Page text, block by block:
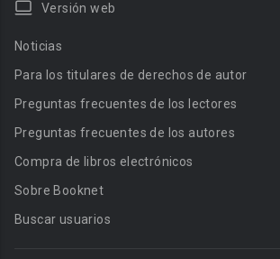
Versión web
Noticias
Para los titulares de derechos de autor
Preguntas frecuentes de los lectores
Preguntas frecuentes de los autores
Compra de libros electrónicos
Sobre Booknet
Buscar usuarios